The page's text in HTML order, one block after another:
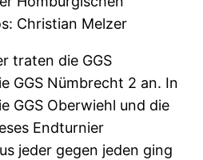
Christian Melzer
traten die GGS
GGS Nümbrecht 2 an. In
GGS Oberwiehl und die
Endturnier
jeder gegen jeden ging